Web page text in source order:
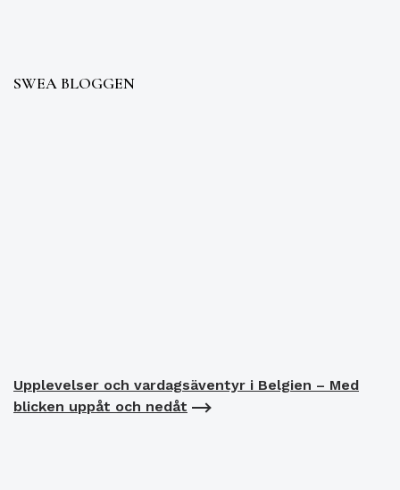
SWEA BLOGGEN
Upplevelser och vardagsäventyr i Belgien – Med
blicken uppåt och nedåt